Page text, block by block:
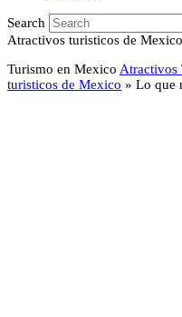
Search
Atractivos turisticos de Mexico
Turismo en Mexico Atractivos
turisticos de Mexico » Lo que